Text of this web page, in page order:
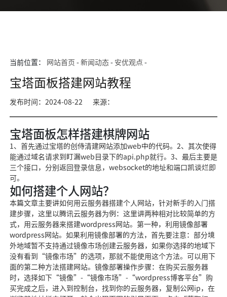
当前位置： 网站首页 -新闻动态- 安优观点 -
宝塔面板搭建网站教程
发布时间：2024-08-22 来源：
宝塔面板怎样搭建棋牌网站
1、首先通过宝塔的创侍清建网站添加web中的代码。2、其次使得
能通过域名请求到盯漏web目录下的api.php就行。3、最后主要是
三个接口，分别返回登录信息，websocket的地址和端口凯谈烂即
可。
如何搭建个人网站？
本篇文章主要讲如何用云服务器搭建个人网站，针对新手的入门搭
建步骤，这里以腾讯云服务器为例：这里讲两种相对比较简单的方
式，用云服务器来搭建wordpress网站。第一种，利用镜像部署
wordpress网站。如果利用镜像部署的方法，首先要注意：部分境
外地域暂不支持通过镜像市场创建云服务器，如果你选择的地域下
没有看到“镜像市场”的选项，那就不能使用这个方法。可以用下
面的第二种方法搭建网站。镜像部署操作步骤：在购买云服务器
时，选择如下“镜像”-“镜像市场”-“wordpress博客平台”购
买完成之后，进入到控制台，找到你的云服务器，复制公网ip，在